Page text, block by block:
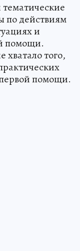
тематические
по действиям
и
помощи.
хватало того,
помощи.